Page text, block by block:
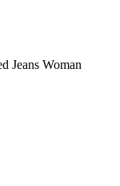
Jeans Woman